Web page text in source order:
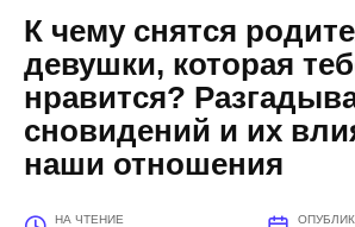
К чему снятся
девушки, которая
нравится?
сновидений и их
наши отношения
НА ЧТЕНИЕ